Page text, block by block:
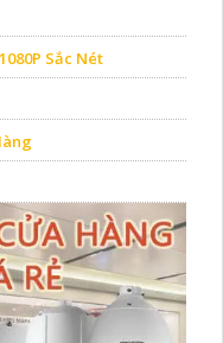
Sắc Nét